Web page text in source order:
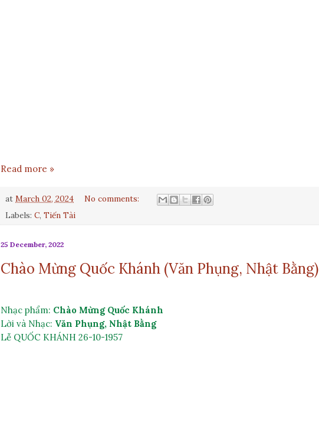
Read more »
at March 02, 2024
No comments:
Labels: C, Tiến Tài
25 December, 2022
Chào Mừng Quốc Khánh (Văn Phụng, Nhật Bằng)
Nhạc phẩm: Chào Mừng Quốc Khánh
Lời và Nhạc: Văn Phụng, Nhật Bằng